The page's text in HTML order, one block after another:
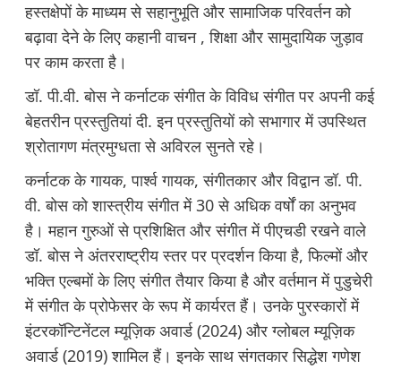
हस्तक्षेपों के माध्यम से सहानुभूति और सामाजिक परिवर्तन को
बढ़ावा देने के लिए कहानी वाचन , शिक्षा और सामुदायिक जुड़ाव
पर काम करता है।
डॉ. पी.वी. बोस ने कर्नाटक संगीत के विविध संगीत पर अपनी कई
बेहतरीन प्रस्तुतियां दी. इन प्रस्तुतियों को सभागार में उपस्थित
श्रोतागण मंत्रमुग्धता से अविरल सुनते रहे।
कर्नाटक के गायक, पार्श्व गायक, संगीतकार और विद्वान डॉ. पी.
वी. बोस को शास्त्रीय संगीत में 30 से अधिक वर्षों का अनुभव
है। महान गुरुओं से प्रशिक्षित और संगीत में पीएचडी रखने वाले
डॉ. बोस ने अंतरराष्ट्रीय स्तर पर प्रदर्शन किया है, फिल्मों और
भक्ति एल्बमों के लिए संगीत तैयार किया है और वर्तमान में पुडुचेरी
में संगीत के प्रोफेसर के रूप में कार्यरत हैं। उनके पुरस्कारों में
इंटरकॉन्टिनेंटल म्यूज़िक अवार्ड (2024) और ग्लोबल म्यूज़िक
अवार्ड (2019) शामिल हैं। इनके साथ संगतकार सिद्धेश गणेश